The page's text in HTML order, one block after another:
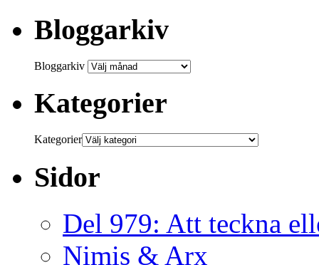
Bloggarkiv
Bloggarkiv
Kategorier
Kategorier
Sidor
Del 979: Att teckna
Nimis & Arx